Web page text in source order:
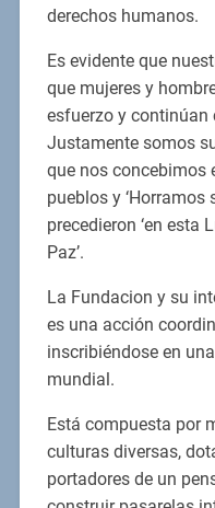
derechos humanos.
Es evidente que
que mujeres y
esfuerzo y continúan
Justamente somos
que nos concebimos
pueblos y ‘Horramos
precedieron ‘en esta
Paz’.
La Fundacion y su
es una acción
inscribiéndose en
mundial.
Está compuesta por
culturas diversas,
portadores de un